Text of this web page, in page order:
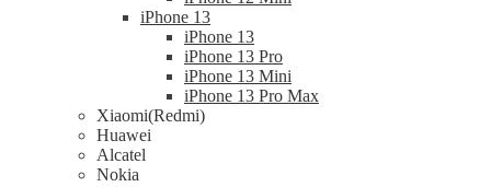
iPhone 13
iPhone 13
iPhone 13 Pro
iPhone 13 Mini
iPhone 13 Pro Max
Xiaomi(Redmi)
Huawei
Alcatel
Nokia